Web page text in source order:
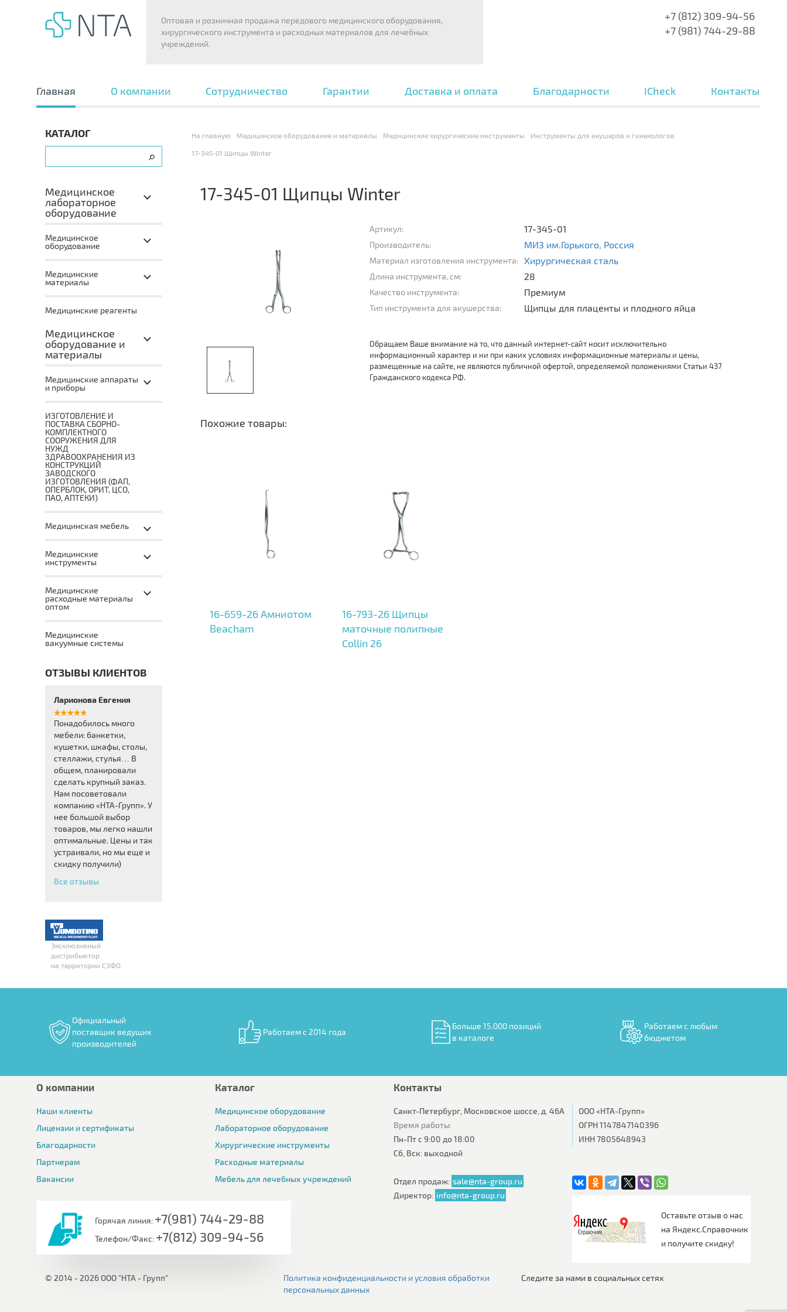
Оптовая и розничная продажа передового медицинского оборудования,
хирургического инструмента и расходных материалов для лечебных
учреждений.
+7 (812) 309-94-56
+7 (981) 744-29-88
Главная О компании Сотрудничество Гарантии Доставка и оплата Благодарности ICheck Контакты
КАТАЛОГ
Медицинское
лабораторное
оборудование
Медицинское
оборудование
Медицинские
материалы
Медицинские реагенты
Медицинское
оборудование и
материалы
Медицинские аппараты
и приборы
ИЗГОТОВЛЕНИЕ И
ПОСТАВКА СБОРНО-
КОМПЛЕКТНОГО
СООРУЖЕНИЯ ДЛЯ
НУЖД
ЗДРАВООХРАНЕНИЯ ИЗ
КОНСТРУКЦИЙ
ЗАВОДСКОГО
ИЗГОТОВЛЕНИЯ (ФАП,
ОПЕРБЛОК, ОРИТ, ЦСО,
ПАО, АПТЕКИ)
Медицинская мебель
Медицинские
инструменты
Медицинские
расходные материалы
оптом
Медицинские
вакуумные системы
ОТЗЫВЫ КЛИЕНТОВ
Ларионова Евгения
Понадобилось много
мебели: банкетки,
кушетки, шкафы, столы,
стеллажи, стулья… В
общем, планировали
сделать крупный заказ.
Нам посоветовали
компанию «НТА-Групп». У
нее большой выбор
товаров, мы легко нашли
оптимальные. Цены и так
устраивали, но мы еще и
скидку получили)
Все отзывы
Эксклюзивный
дистрибьютор
на территории СЗФО
На главную Медицинское оборудование и материалы Медицинские хирургические инструменты Инструменты для акушеров и гинекологов
17-345-01 Щипцы Winter
17-345-01 Щипцы Winter
Артикул: 17-345-01
Производитель: МИЗ им.Горького, Россия
Материал изготовления инструмента: Хирургическая сталь
Длина инструмента, см: 28
Качество инструмента: Премиум
Тип инструмента для акушерства: Щипцы для плаценты и плодного яйца
Обращаем Ваше внимание на то, что данный интернет-сайт носит исключительно
информационный характер и ни при каких условиях информационные материалы и цены,
размещенные на сайте, не являются публичной офертой, определяемой положениями Статьи 437
Гражданского кодекса РФ.
Похожие товары:
16-659-26 Амниотом
Beacham
16-793-26 Щипцы
маточные полипные
Collin 26
Официальный
поставщик ведущих
производителей
Работаем с 2014 года
Больше 15.000 позиций
в каталоге
Работаем с любым
бюджетом
О компании
Наши клиенты
Лицензии и сертификаты
Благодарности
Партнерам
Вакансии
Каталог
Медицинское оборудование
Лабораторное оборудование
Хирургические инструменты
Расходные материалы
Мебель для лечебных учреждений
Горячая линия: +7(981) 744-29-88
Телефон/Факс: +7(812) 309-94-56
Контакты
Санкт-Петербург, Московское шоссе, д. 46А
Время работы:
Пн-Пт с 9:00 до 18:00
Сб, Вск: выходной
Отдел продаж: sale@nta-group.ru
Директор: info@nta-group.ru
ООО «НТА-Групп»
ОГРН 1147847140396
ИНН 7805648943
Оставьте отзыв о нас
на Яндекс.Справочник
и получите скидку!
© 2014 - 2026 ООО "НТА - Групп"
Политика конфиденциальности и условия обработки
персональных данных
Следите за нами в социальных сетях